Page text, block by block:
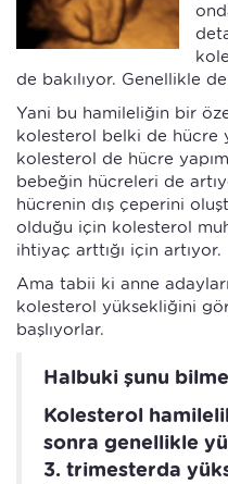
de bakılıyor. Genellikle
Yani bu hamileliğin bir
kolesterol belki de hücre
kolesterol de hücre yapım
bebeğin hücreleri de
hücrenin dış çeperini
olduğu için kolesterol
ihtiyaç arttığı için artıyor.
Ama tabii ki anne
kolesterol yüksekliğini
başlıyorlar.
Halbuki şunu
Kolesterol
sonra genellikle
3. trimesterda